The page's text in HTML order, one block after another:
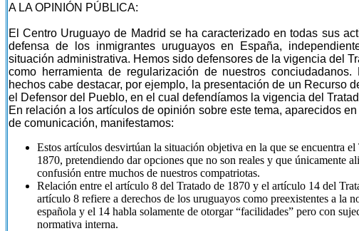
A LA OPINIÓN PÚBLICA:
El Centro Uruguayo de Madrid se ha caracterizado en todas sus
defensa de los inmigrantes uruguayos en España,
situación administrativa. Hemos sido defensores de la vigencia del
como herramienta de regularización de nuestros conciudadanos.
hechos cabe destacar, por ejemplo, la presentación de un Recurso
el Defensor del Pueblo, en el cual defendíamos la vigencia del
En relación a los artículos de opinión sobre este tema, aparecidos
de comunicación, manifestamos:
Estos artículos desvirtúan la situación objetiva en la que se encuentra el
1870, pretendiendo dar opciones que no son reales y que únicamente
confusión entre muchos de nuestros compatriotas.
Relación entre el artículo 8 del Tratado de 1870 y el artículo 14 del
artículo 8 refiere a derechos de los uruguayos como preexistentes a la
española y el 14 habla solamente de otorgar “facilidades” pero con
normativa interna.